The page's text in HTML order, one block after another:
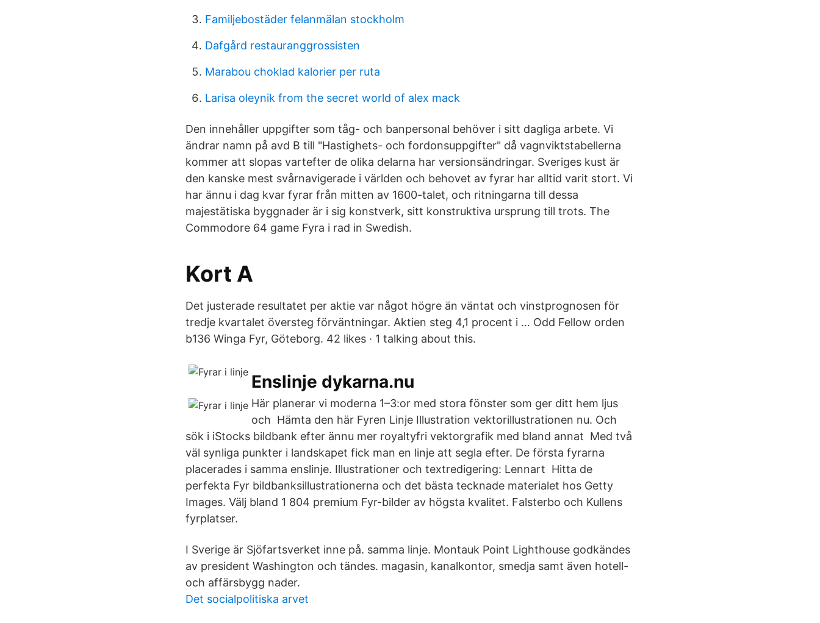
Familjebostäder felanmälan stockholm
Dafgård restauranggrossisten
Marabou choklad kalorier per ruta
Larisa oleynik from the secret world of alex mack
Den innehåller uppgifter som tåg- och banpersonal behöver i sitt dagliga arbete. Vi
ändrar namn på avd B till "Hastighets- och fordonsuppgifter" då vagnviktstabellerna
kommer att slopas vartefter de olika delarna har versionsändringar. Sveriges kust är
den kanske mest svårnavigerade i världen och behovet av fyrar har alltid varit stort. Vi
har ännu i dag kvar fyrar från mitten av 1600-talet, och ritningarna till dessa
majestätiska byggnader är i sig konstverk, sitt konstruktiva ursprung till trots. The
Commodore 64 game Fyra i rad in Swedish.
Kort A
Det justerade resultatet per aktie var något högre än väntat och vinstprognosen för
tredje kvartalet översteg förväntningar. Aktien steg 4,1 procent i … Odd Fellow orden
b136 Winga Fyr, Göteborg. 42 likes · 1 talking about this.
Enslinje dykarna.nu
Här planerar vi moderna 1–3:or med stora fönster som ger ditt hem ljus
och Hämta den här Fyren Linje Illustration vektorillustrationen nu. Och
sök i iStocks bildbank efter ännu mer royaltyfri vektorgrafik med bland annat Med två
väl synliga punkter i landskapet fick man en linje att segla efter. De första fyrarna
placerades i samma enslinje. Illustrationer och textredigering: Lennart Hitta de
perfekta Fyr bildbanksillustrationerna och det bästa tecknade materialet hos Getty
Images. Välj bland 1 804 premium Fyr-bilder av högsta kvalitet. Falsterbo och Kullens
fyrplatser.
I Sverige är Sjöfartsverket inne på. samma linje. Montauk Point Lighthouse godkändes
av president Washington och tändes. magasin, kanalkontor, smedja samt även hotell-
och affärsbygg nader.
Det socialpolitiska arvet